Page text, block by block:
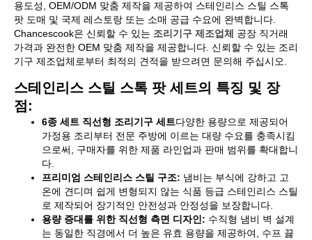
용도성, OEM/ODM 맞춤 제작을 제공하여 스테인리스 스틸 스톡
팟 도매 및 국제 레스토랑 또는 소매 공급 수요에 완벽합니다.
Chancescook은 신뢰할 수 있는 조리기구 제조업체 공장 직거래
가격과 완전한 OEM 맞춤 제작을 제공합니다. 신뢰할 수 있는 조리
기구 제조업체로부터 최적의 견적을 받으려면 문의해 주십시오.
스테인리스 스틸 스톡 팟 세트의 특징 및 장
점:
6종 세트 직선형 조리기구 세트다양한 용량으로 제공되어
가정용 조리부터 전문 주방에 이르는 대량 수요를 충족시킴
으로써, 구매자를 위한 제품 라인업과 판매 범위를 확대합니
다.
프리미엄 스테인리스 스틸 구조: 냄비는 부식에 강하고 고
온에 견디며 쉽게 변형되지 않는 식품 등급 스테인리스 스틸
로 제작되어 장기적인 안전성과 안정성을 보장합니다.
용량 증대를 위한 직선형 측면 디자인: 수직형 냄비 벽 설계
는 동일한 직경에서 더 높은 유효 용량을 제공하여, 수프 끓